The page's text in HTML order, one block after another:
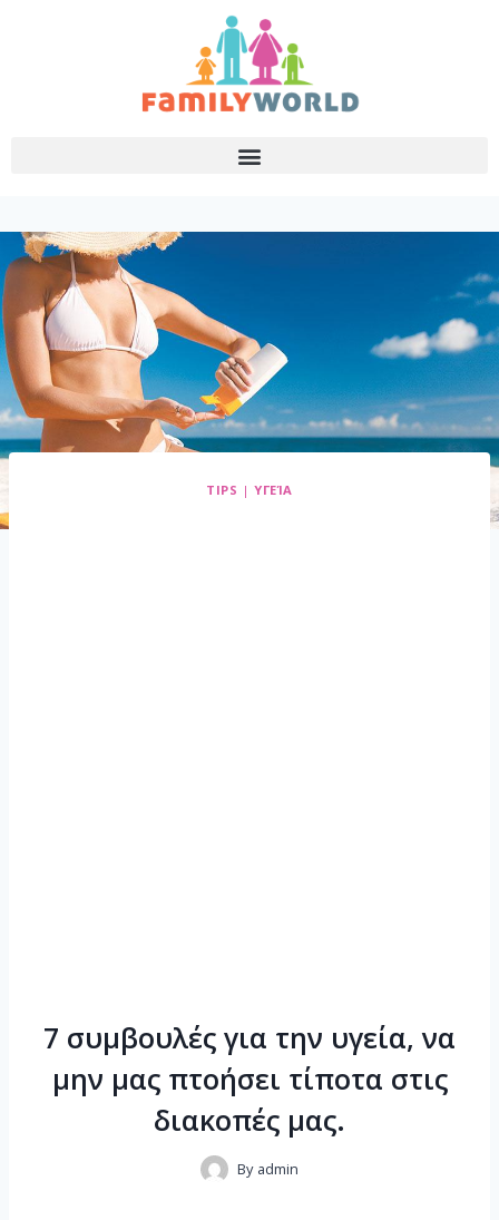
TIPS |ΥΓΕΊΑ
7 συμβουλές για την υγεία, να
μην μας πτοήσει τίποτα στις
διακοπές μας.
By admin